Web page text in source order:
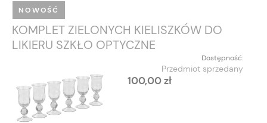
KOMPLET ZIELONYCH KIELISZKÓW DO
LIKIERU SZKŁO OPTYCZNE
Dostępność:
Przedmiot sprzedany
100,00 zł
NOWOŚĆ